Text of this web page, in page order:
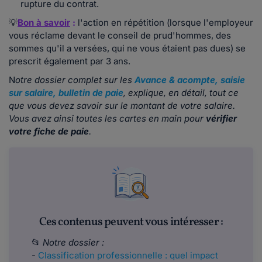
rupture du contrat.
💡Bon à savoir : l'action en répétition (lorsque l'employeur
vous réclame devant le conseil de prud'hommes, des
sommes qu'il a versées, qui ne vous étaient pas dues) se
prescrit également par 3 ans.
Notre dossier complet sur les Avance & acompte, saisie
sur salaire, bulletin de paie, explique, en détail, tout ce
que vous devez savoir sur le montant de votre salaire.
Vous avez ainsi toutes les cartes en main pour vérifier
votre fiche de paie.
Ces contenus peuvent vous intéresser :
📂 Notre dossier :
- Classification professionnelle : quel impact